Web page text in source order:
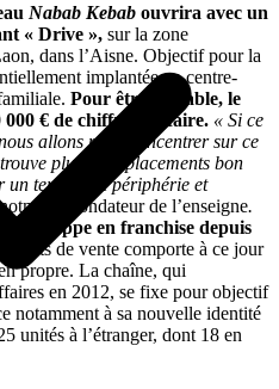
Nabab Kebab ouvrira avec un
« Drive », sur la zone
dans l’Aisne. Objectif pour la
implantée en centre-
Pour être rentable, le
€ de chiffre d’affaire. « Si ce
allons nous concentrer sur ce
plus d’emplacements bon
un terrain en périphérie et
fondateur de l’enseigne.
se développe en franchise depuis
de vente comporte à ce jour
propre. La chaîne, qui
en 2012, se fixe pour objectif
notamment à sa nouvelle identité
unités à l’étranger, dont 18 en